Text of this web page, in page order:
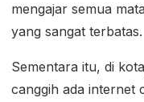
mengajar semua
yang sangat terbatas.
Sementara itu, di
canggih ada internet